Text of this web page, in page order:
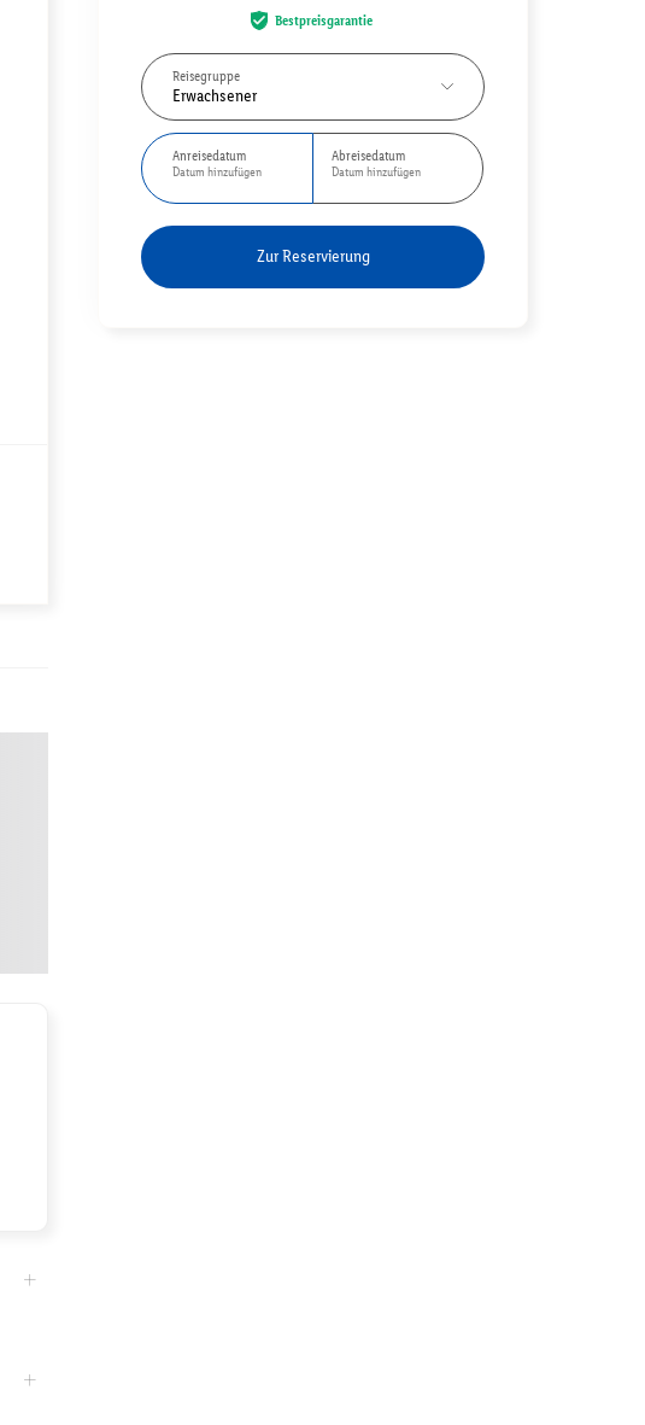
Bestpreisgarantie
Reisegruppe
Erwachsener
Anreisedatum
Datum hinzufügen
Abreisedatum
Datum hinzufügen
Zur Reservierung